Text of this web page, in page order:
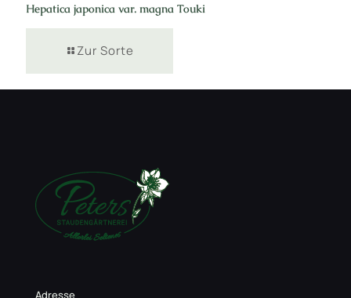
Hepatica japonica var. magna Touki
Zur Sorte
Adresse